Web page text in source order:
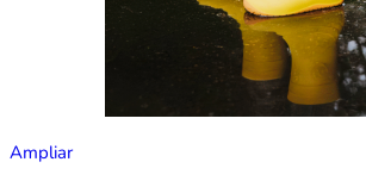
Ampliar